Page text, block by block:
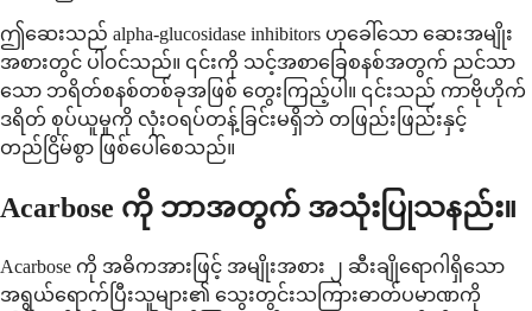
ဤဆေးသည် alpha-glucosidase inhibitors ဟုခေါ်သော ဆေးအမျိုး
အစားတွင် ပါဝင်သည်။ ၎င်းကို သင့်အစာခြေစနစ်အတွက် ညင်သာ
သော ဘရိတ်စနစ်တစ်ခုအဖြစ် တွေးကြည့်ပါ။ ၎င်းသည် ကာဗိုဟိုက်
ဒရိတ် စုပ်ယူမှုကို လုံးဝရပ်တန့်ခြင်းမရှိဘဲ တဖြည်းဖြည်းနှင့်
တည်ငြိမ်စွာ ဖြစ်ပေါ်စေသည်။
Acarbose ကို ဘာအတွက် အသုံးပြုသနည်း။
Acarbose ကို အဓိကအားဖြင့် အမျိုးအစား ၂ ဆီးချိုရောဂါရှိသော
အရွယ်ရောက်ပြီးသူများ၏ သွေးတွင်းသကြားဓာတ်ပမာဏကို